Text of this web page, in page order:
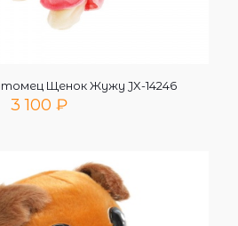
Щенок Жужу JX-14246
3 100 ₽